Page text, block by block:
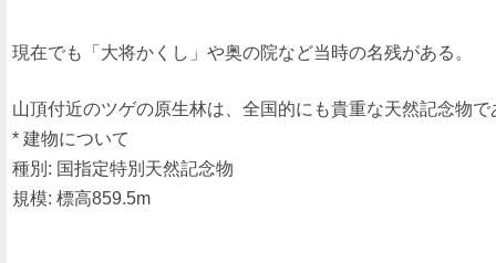
現在でも「大将かくし」や奥の院など当時の名残がある。
山頂付近のツゲの原生林は、全国的にも貴重な天然記念物で
* 建物について
種別: 国指定特別天然記念物
規模: 標高859.5m